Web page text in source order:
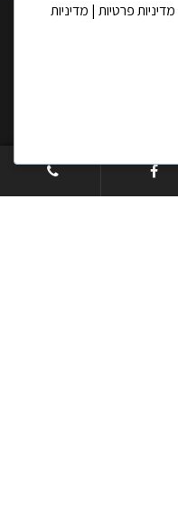
מדיניות פרטיות | מדיניות